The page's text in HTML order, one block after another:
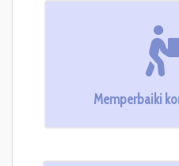
Memperbaiki